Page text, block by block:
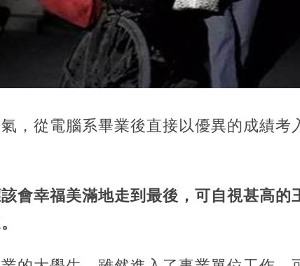
，從電腦系畢業後直接以優異的成績考
會幸福美滿地走到最後，可自視甚高的